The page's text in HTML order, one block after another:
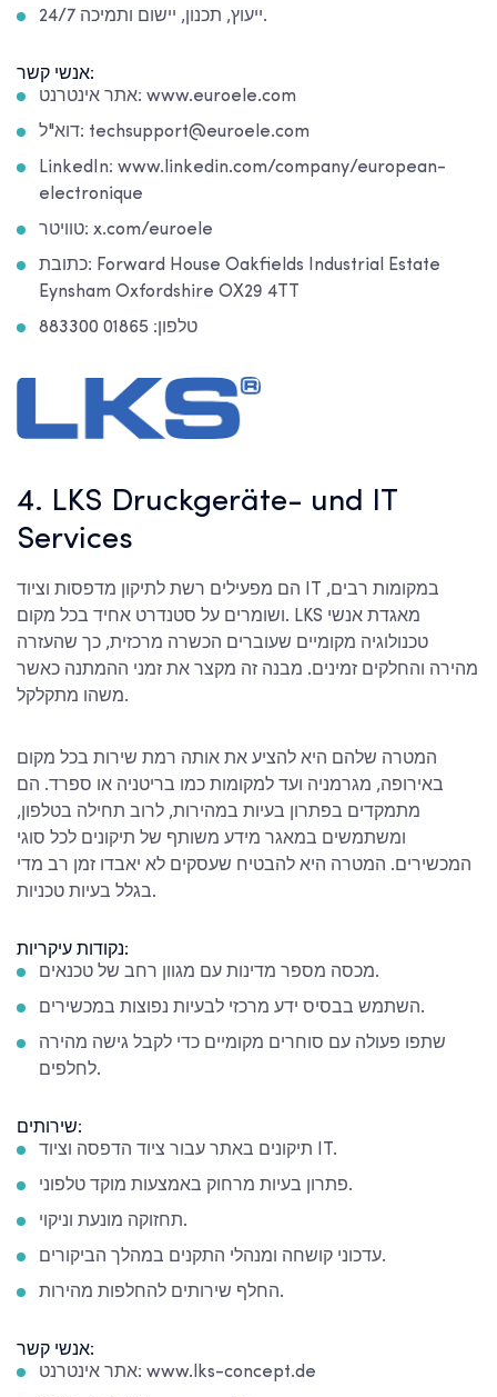
ייעוץ, תכנון, יישום ותמיכה 24/7.
אנשי קשר:
אתר אינטרנט: www.euroele.com
דוא"ל: techsupport@euroele.com
LinkedIn: www.linkedin.com/company/european-
electronique
טוויטר: x.com/euroele
כתובת: Forward House Oakfields Industrial Estate
Eynsham Oxfordshire OX29 4TT
טלפון: 01865 883300
4. LKS Druckgeräte- und IT
Services
הם מפעילים רשת לתיקון מדפסות וציוד IT במקומות רבים,
ושומרים על סטנדרט אחיד בכל מקום. LKS מאגדת אנשי
טכנולוגיה מקומיים שעוברים הכשרה מרכזית, כך שהעזרה
מהירה והחלקים זמינים. מבנה זה מקצר את זמני ההמתנה כאשר
משהו מתקלקל.
המטרה שלהם היא להציע את אותה רמת שירות בכל מקום
באירופה, מגרמניה ועד למקומות כמו בריטניה או ספרד. הם
מתמקדים בפתרון בעיות במהירות, לרוב תחילה בטלפון,
ומשתמשים במאגר מידע משותף של תיקונים לכל סוגי
המכשירים. המטרה היא להבטיח שעסקים לא יאבדו זמן רב מדי
בגלל בעיות טכניות.
נקודות עיקריות:
מכסה מספר מדינות עם מגוון רחב של טכנאים.
השתמש בבסיס ידע מרכזי לבעיות נפוצות במכשירים.
שתפו פעולה עם סוחרים מקומיים כדי לקבל גישה מהירה
לחלפים.
שירותים:
תיקונים באתר עבור ציוד הדפסה וציוד IT.
פתרון בעיות מרחוק באמצעות מוקד טלפוני.
תחזוקה מונעת וניקוי.
עדכוני קושחה ומנהלי התקנים במהלך הביקורים.
החלף שירותים להחלפות מהירות.
אנשי קשר:
אתר אינטרנט: www.lks-concept.de